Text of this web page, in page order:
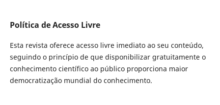
Política de Acesso Livre
Esta revista oferece acesso livre imediato ao seu conteúdo,
seguindo o princípio de que disponibilizar gratuitamente o
conhecimento científico ao público proporciona maior
democratização mundial do conhecimento.